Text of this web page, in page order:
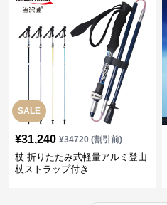
SALE
¥31,240 ¥34720(割引前)
杖 折りたたみ式軽量アルミ登山
杖ストラップ付き